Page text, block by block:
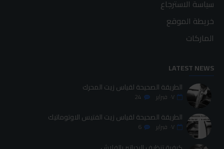
سياسة الاسترجاع
خريطة الموقع
الماركات
LATEST NEWS
الطريقة الصحيحة لقياس زيت المحرك
٠٧ فبراير 24
الطريقة الصحيحة لقياس زيت الفتيس الاوتوماتيك
٠٧ فبراير 6